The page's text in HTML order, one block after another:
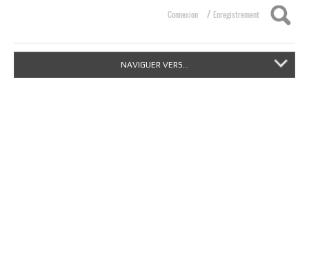
Connexion / Enregistrement
NAVIGUER VERS...